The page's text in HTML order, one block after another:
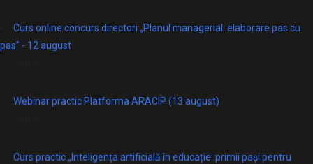
Curs online concurs directori „Planul managerial: elaborare pas cu
pas” - 12 august
Webinar practic Platforma ARACIP (13 august)
Curs practic „Inteligența artificială în educație: primii pași pentru